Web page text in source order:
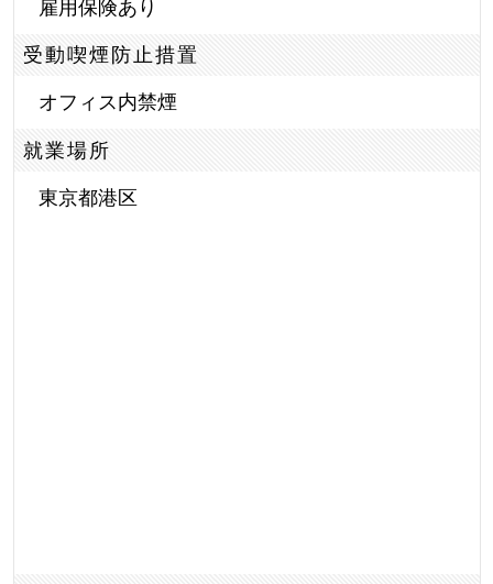
雇用保険あり
受動喫煙防止措置
オフィス内禁煙
就業場所
東京都港区